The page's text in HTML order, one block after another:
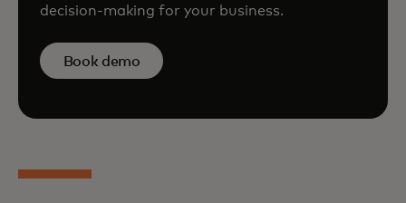
decision-making for your business.
Book demo